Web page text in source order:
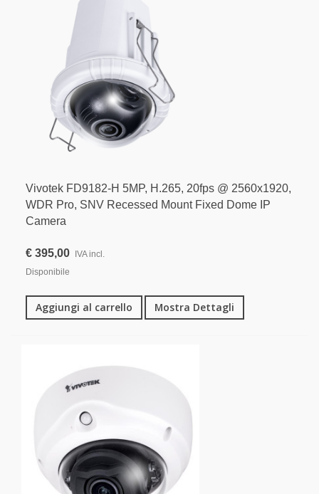
Vivotek FD9182-H 5MP, H.265, 20fps @ 2560x1920,
WDR Pro, SNV Recessed Mount Fixed Dome IP
Camera
€ 395,00
IVA incl.
Disponibile
Aggiungi al carrello Mostra Dettagli